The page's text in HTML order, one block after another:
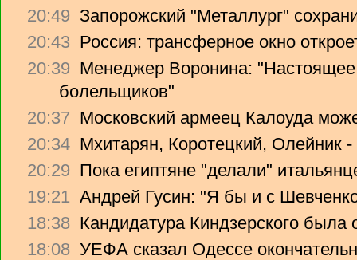
20:49 Запорожский "Металлург"
20:43 Россия: трансферное окно
20:39 Менеджер Воронина: "Настоящее
болельщиков"
20:37 Московский армеец Калоуда
20:34 Мхитарян, Коротецкий, Олейник -
20:29 Пока египтяне "делали"
19:21 Андрей Гусин: "Я бы и с
18:38 Кандидатура Киндзерского была
18:08 УЕФА сказал Одессе